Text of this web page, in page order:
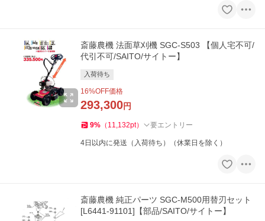
斎藤農機 法面草刈機 SGC-S503 【個人宅不可/
代引不可/SAITO/サイトー】
入荷待ち
16%OFF価格
293,300円
9% （ 11,132pt） 要エントリー
4日以内に発送（入荷待ち）（休業日を除く）
斎藤農機 純正パーツ SGC-M500用替刃セット
[L6441-91101]【部品/SAITO/サイトー】